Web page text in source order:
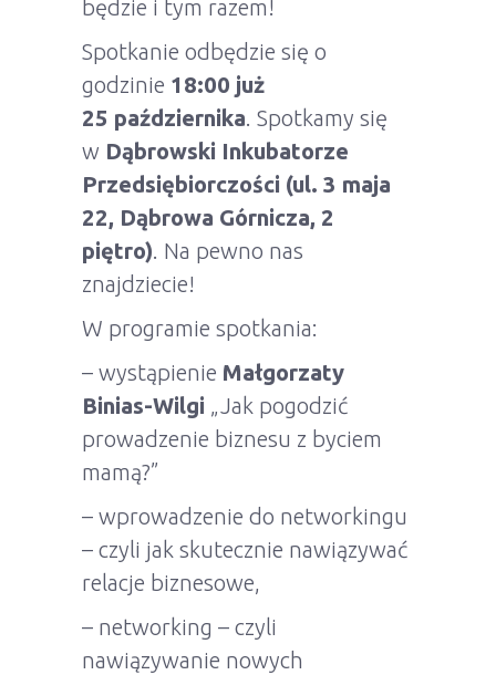
będzie i tym razem!
Spotkanie odbędzie się o
godzinie 18:00 już
25 października. Spotkamy się
w Dąbrowski Inkubatorze
Przedsiębiorczości (ul. 3 maja
22, Dąbrowa Górnicza, 2
piętro). Na pewno nas
znajdziecie!
W programie spotkania:
– wystąpienie Małgorzaty
Binias-Wilgi „Jak pogodzić
prowadzenie biznesu z byciem
mamą?”
– wprowadzenie do networkingu
– czyli jak skutecznie nawiązywać
relacje biznesowe,
– networking – czyli
nawiązywanie nowych